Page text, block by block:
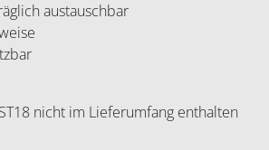
austauschbar
nicht im Lieferumfang enthalten